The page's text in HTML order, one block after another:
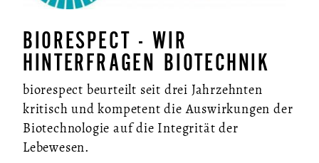
BIORESPECT - WIR
HINTERFRAGEN BIOTECHNIK
biorespect beurteilt seit drei Jahrzehnten
kritisch und kompetent die Auswirkungen der
Biotechnologie auf die Integrität der
Lebewesen.